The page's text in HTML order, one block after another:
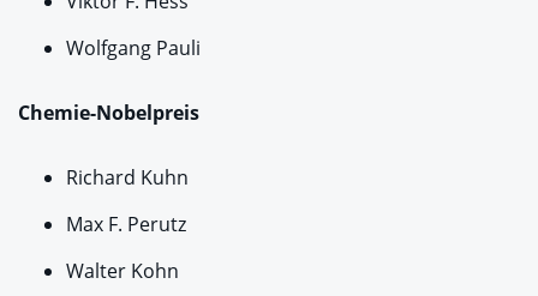
Wolfgang Pauli
Chemie-Nobelpreis
Richard Kuhn
Max F. Perutz
Walter Kohn